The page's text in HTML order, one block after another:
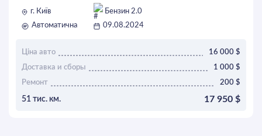
г. Київ
Бензин 2.0
Автоматична
09.08.2024
Ціна авто
16 000 $
Доставка и сборы
1 000 $
Ремонт
200 $
51 тис. км. 17 950 $